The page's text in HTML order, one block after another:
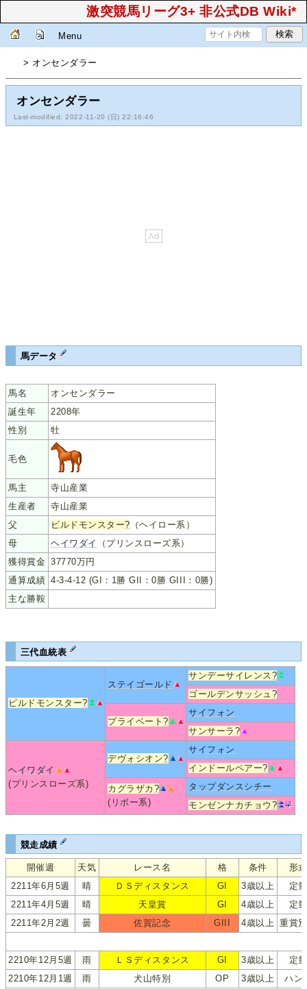
激突競馬リーグ3+ 非公式DB Wiki*
Menu
> オンセンダラー
オンセンダラー
Last-modified: 2022-11-20 (日) 22:16:46
馬データ
馬名
オンセンダラー
誕生年
2208年
性別
牡
毛色
馬主
寺山産業
生産者
寺山産業
父
ビルドモンスター? （ヘイロー系）
母
ヘイワダイ
（プリンスローズ系）
獲得賞金 37770万円
通算成績 4-3-4-12 (GI：1勝 GII：0勝 GIII：0勝)
主な勝鞍
三代血統表
ビルドモンスター?
ステイゴールド
サンデーサイレンス ?
ゴールデンサッシュ ?
プライベート?
サイフォン
サンサーラ ?
ヘイワダイ
(プリンスローズ系)
デヴォシオン?
サイフォン
インドールペアー?
カグラザカ ?
(リボー系)
タップダンスシチー
モンゼンナカチョウ ?
競走成績
開催週 天気 レース名 格 条件
形
2211年6月5週
晴 ＤＳディスタンス GI 3歳以上
定
2211年4月5週
晴 天皇賞 GI 4歳以上
定
2211年2月2週
曇 佐賀記念 GIII 4歳以上 重賞
2210年12月5週 雨 ＬＳディスタンス GI 3歳以上
定
2210年12月1週
雨 犬山特別 OP 3歳以上 ハン